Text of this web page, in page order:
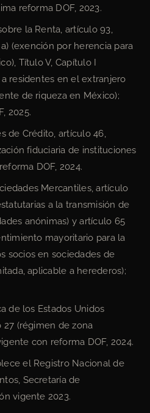
reforma DOF, 2023.
la Renta, artículo 93,
(exención por herencia para
Título V, Capítulo I
residentes en el extranjero
de riqueza en México);
2025.
de Crédito, artículo 46,
fiduciaria de instituciones
DOF, 2024.
Mercantiles, artículo
a la transmisión de
anónimas) y artículo 65
mayoritario para la
socios en sociedades de
aplicable a herederos);
de los Estados Unidos
27 (régimen de zona
con reforma DOF, 2024.
el Registro Nacional de
Secretaría de
vigente 2023.